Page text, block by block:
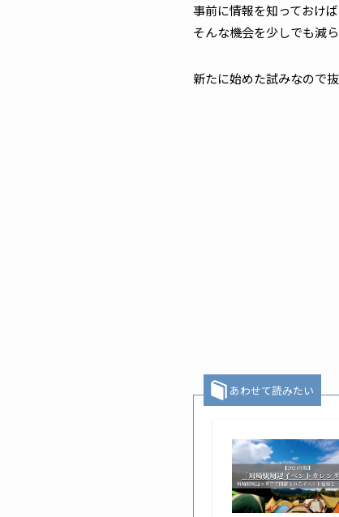
事前に情報を知っておけ
そんな機会を少しでも減
新たに始めた試みなので
あわせて読みたい